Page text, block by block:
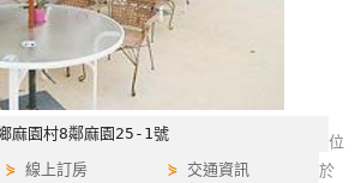
麻園村8鄰麻園25-1號
⋟線上訂房 ⋟ 交通資訊
位
於